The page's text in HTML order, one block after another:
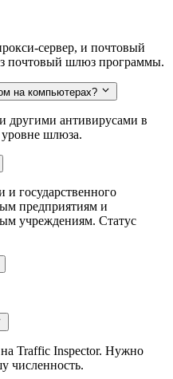
сервер, и почтовый
почтовый шлюз программы.
на компьютерах?
другими антивирусами в
шлюза.
и государственного
предприятиям и
учреждениям. Статус
Traffic Inspector. Нужно
численность.